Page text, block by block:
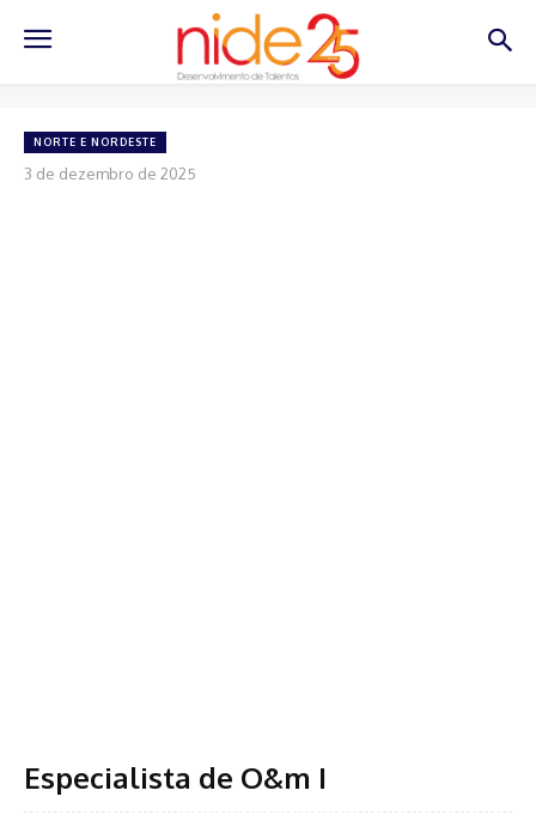
NORTE E NORDESTE
3 de dezembro de 2025
Especialista de O&m I